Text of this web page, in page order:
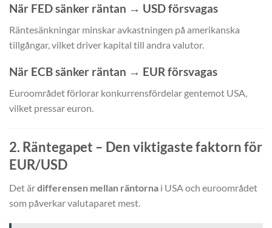
När FED sänker räntan → USD försvagas
Räntesänkningar minskar avkastningen på amerikanska
tillgångar, vilket driver kapital till andra valutor.
När ECB sänker räntan → EUR försvagas
Euroområdet förlorar konkurrensfördelar gentemot USA,
vilket pressar euron.
2. Räntegapet – Den viktigaste faktorn för
EUR/USD
Det ärdifferensen mellan räntorna i USA och euroområdet
som påverkar valutaparet mest.